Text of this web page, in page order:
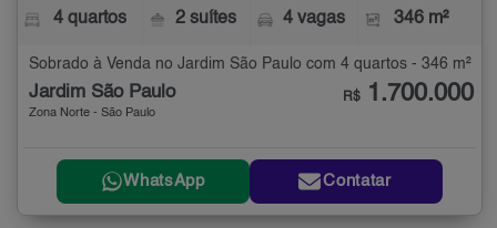
4 quartos 2 suítes 4 vagas 346 m²
Sobrado à Venda no Jardim São Paulo com 4 quartos - 346 m²
Jardim São Paulo
Zona Norte - São Paulo
R$ 1.700.000
WhatsApp Contatar